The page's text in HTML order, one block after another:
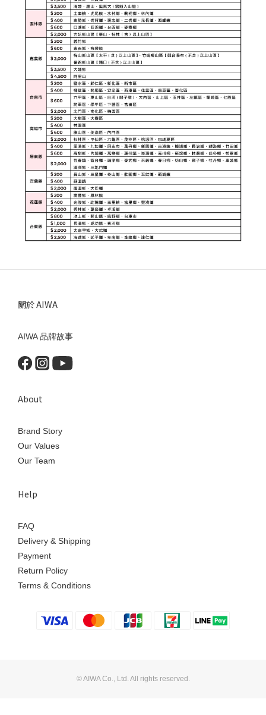
關於 AIWA
AIWA 品牌故事
About
Brand Story
Our Values
Our Team
Help
FAQ
Delivery & Shipping
Payment
Return Policy
Terms & Conditions
© AIWA Co., Ltd. All rights reserved.